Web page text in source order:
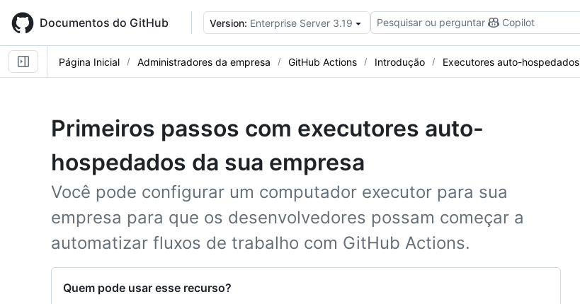
main
content
Documentos do GitHub Version: Enterprise Server 3.19 Pesquisar ou perguntar Copilot
Página Inicial Administradores da empresa GitHub Actions Introdução Executores auto-hospedados
Primeiros passos com executores auto-
hospedados da sua empresa
Você pode configurar um computador executor para sua
empresa para que os desenvolvedores possam começar a
automatizar fluxos de trabalho com GitHub Actions.
Quem pode usar esse recurso?